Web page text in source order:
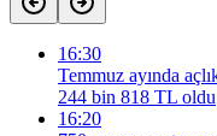
16:30
Temmuz ayında
244 bin 818 TL oldu
16:20